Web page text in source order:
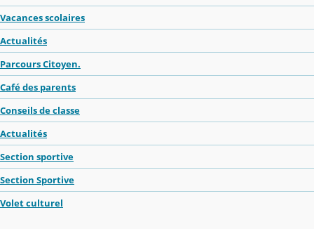
Vacances scolaires
Actualités
Parcours Citoyen.
Café des parents
Conseils de classe
Actualités
Section sportive
Section Sportive
Volet culturel